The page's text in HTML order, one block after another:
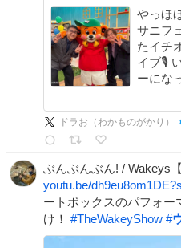
やっほ
サニフ
たイチ
イブ🎙
ーにな
楽しい
ドラお（わかものがかり）
ぶんぶんぶん! / Wakeys
youtu.be/
ートボックスのパフォ
け！ #TheWakeyShow #